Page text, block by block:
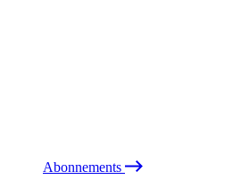
Abonnements